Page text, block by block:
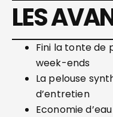
LES
Fini la tonte de
week-ends
La pelouse
d’entretien
Economie